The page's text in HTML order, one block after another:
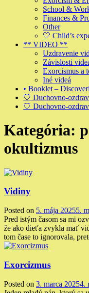
School &
Finances &
Other
🤍 Child’s
** VIDEO **
Uzdravenie
Závislosti
Exorcismus a
Iné videá
• Booklet –
🤍 Duchovno-
🤍 Duchovno-
Kategória:
okultizmus
Vidiny
Posted on 5. mája 20255.
Pred istým časom sa mi
že ako dieťa zvykla mať
tom čase to ignorovala,
Exorcizmus
Posted on 3. marca 20254.